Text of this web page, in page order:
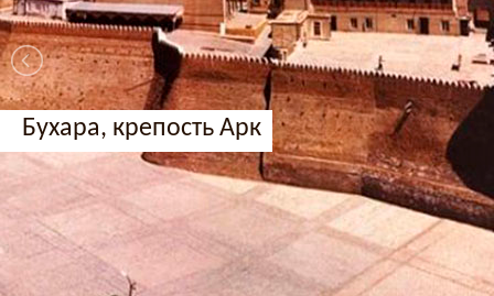
Бухара, крепость Арк